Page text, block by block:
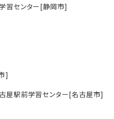
習センター[静岡市]
]
屋駅前学習センター[名古屋市]